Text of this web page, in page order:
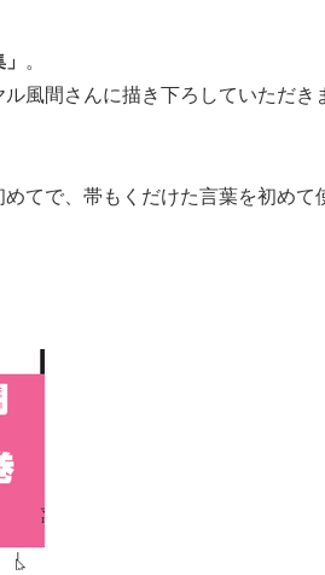
。
風間さんに描き下ろしていただき
てで、帯もくだけた言葉を初め